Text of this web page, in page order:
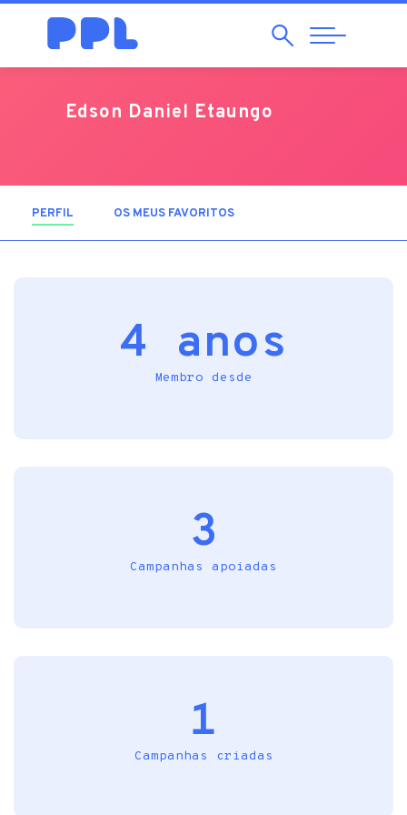
Pesquisar
Abrir
Navegação
Edson Daniel Etaungo
PERFIL (SEPARADOR ATIVO)
OS MEUS FAVORITOS
4 anos
Membro desde
3
Campanhas apoiadas
1
Campanhas criadas